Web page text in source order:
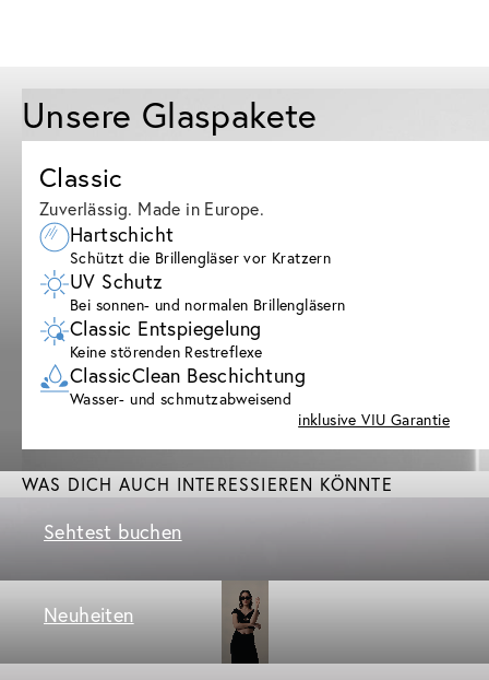
Unsere Glaspakete
Classic
Zuverlässig. Made in Europe.
Hartschicht
Schützt die Brillengläser vor Kratzern
UV Schutz
Bei sonnen- und normalen Brillengläsern
Classic Entspiegelung
Keine störenden Restreflexe
ClassicClean Beschichtung
Wasser- und schmutzabweisend
inklusive VIU Garantie
WAS DICH AUCH INTERESSIEREN KÖNNTE
Sehtest buchen
Neuheiten